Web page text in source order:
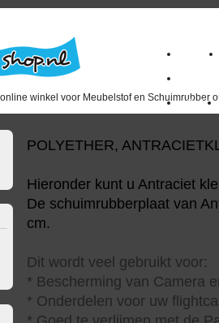
winkel voor Meubelstof en Schuimrubber
Home
Outlet
POLYETHER,
Hieronder kunt u Antraciet
De schuimrubberplaat van
cm.
Dit wordt veel gebruikt voor:
* Bescherming van Camera
* Onderdelen voor uw